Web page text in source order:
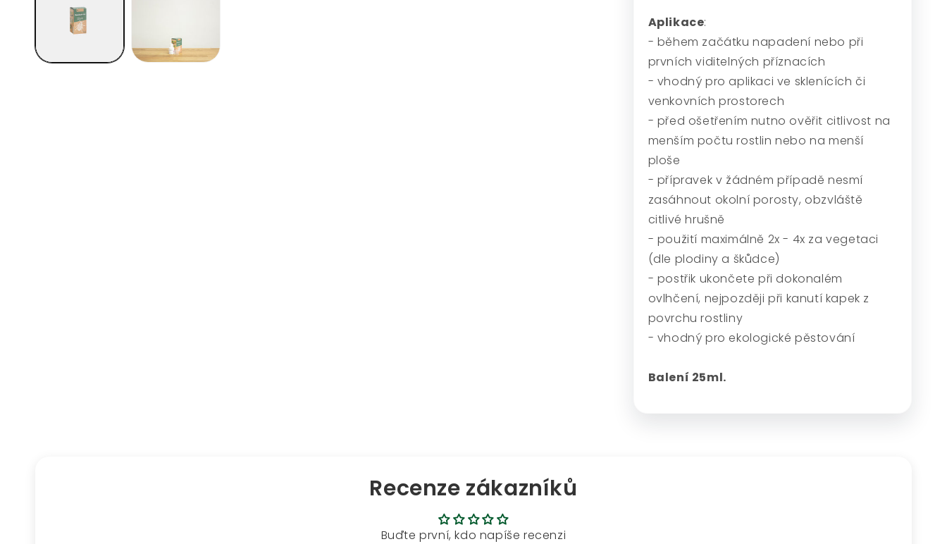
Aplikace:
- během začátku napadení nebo při
prvních viditelných příznacích
- vhodný pro aplikaci ve sklenících či
venkovních prostorech
- před ošetřením nutno ověřit citlivost na
menším počtu rostlin nebo na menší
ploše
- přípravek v žádném případě nesmí
zasáhnout okolní porosty, obzvláště
citlivé hrušně
- použití maximálně 2x - 4x za vegetaci
(dle plodiny a škůdce)
- postřik ukončete při dokonalém
ovlhčení, nejpozději při kanutí kapek z
povrchu rostliny
- vhodný pro ekologické pěstování
Balení 25ml.
Recenze zákazníků
Buďte první, kdo napíše recenzi